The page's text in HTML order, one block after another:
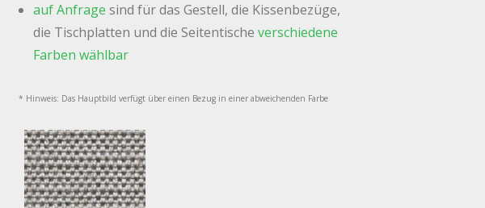
auf Anfrage sind für das Gestell, die Kissenbezüge,
die Tischplatten und die Seitentische verschiedene
Farben wählbar
* Hinweis: Das Hauptbild verfügt über einen Bezug in einer abweichenden Farbe